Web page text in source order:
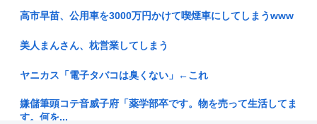
【謎】ネットカフェ難民「金がないので一晩2000円のネット
カフェ...
【韓国サッカー協会 過去に外国人審判ら20人に性接待 日本人
票
高市早苗、公用車を3000万円かけて喫煙車にしてしまうwww
美人まんさん、枕営業してしまう
ヤニカス「電子タバコは臭くない」←これ
嫌儲筆頭コテ音威子府「薬学部卒です。物を売って生活してま
す。何を...